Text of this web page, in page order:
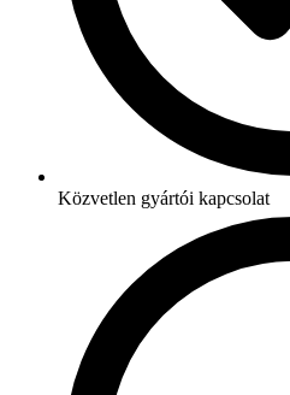
Közvetlen gyártói kapcsolat